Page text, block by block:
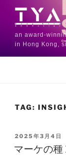
an award-
in Hong Kong,
TAG:
2025年3月4日
マーケの種